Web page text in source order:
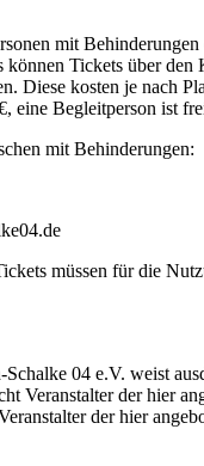
mit
Tickets über den
Diese kosten je nach
eine Begleitperson ist
mit Behinderungen:
müssen für die
04 e.V. weist
Veranstalter der hier
der hier